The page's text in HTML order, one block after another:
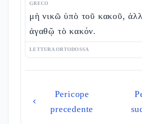
GRECO
μὴ νικῶ ὑπὸ τοῦ κακοῦ,
ἀγαθῷ τὸ κακόν.
LETTURA ORTODOSSA
Pericope
precedente